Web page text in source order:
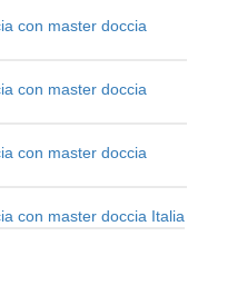
con master doccia
con master doccia
con master doccia
con master doccia Italia